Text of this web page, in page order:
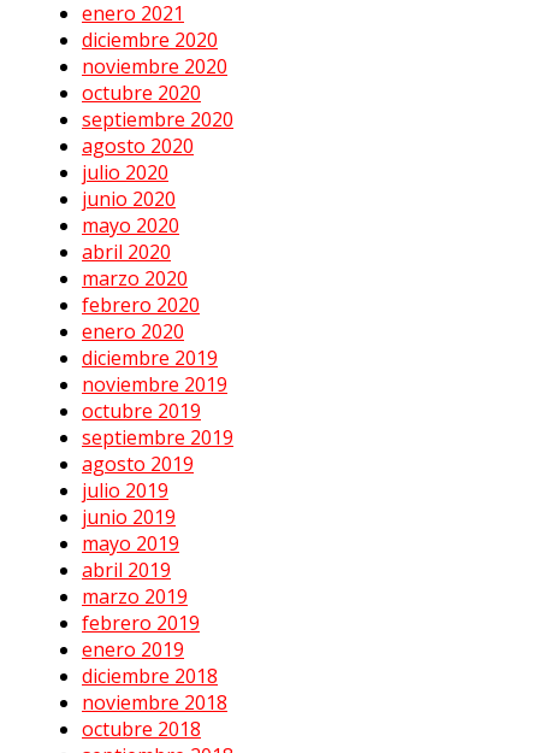
enero 2021
diciembre 2020
noviembre 2020
octubre 2020
septiembre 2020
agosto 2020
julio 2020
junio 2020
mayo 2020
abril 2020
marzo 2020
febrero 2020
enero 2020
diciembre 2019
noviembre 2019
octubre 2019
septiembre 2019
agosto 2019
julio 2019
junio 2019
mayo 2019
abril 2019
marzo 2019
febrero 2019
enero 2019
diciembre 2018
noviembre 2018
octubre 2018